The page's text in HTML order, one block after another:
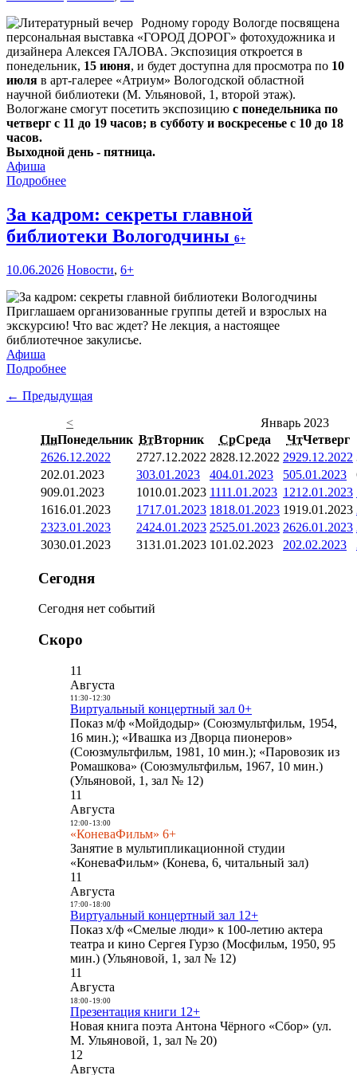
Родному городу Вологде посвящена
персональная выставка «ГОРОД ДОРОГ» фотохудожника и
дизайнера Алексея ГАЛОВА. Экспозиция откроется в
понедельник, 15 июня, и будет доступна для просмотра по 10
июля в арт-галерее «Атриум» Вологодской областной
научной библиотеки (М. Ульяновой, 1, второй этаж).
Вологжане смогут посетить экспозицию с понедельника по
четверг с 11 до 19 часов; в субботу и воскресенье с 10 до 18
часов.
Выходной день - пятница.
Афиша
Подробнее
За кадром: секреты главной
библиотеки Вологодчины 6+
10.06.2026 Новости, 6+
Приглашаем организованные группы детей и взрослых на
экскурсию! Что вас ждет? Не лекция, а настоящее
библиотечное закулисье.
Афиша
Подробнее
← Предыдущая
<
Январь 2023
ПнПонедельник ВтВторник СрСреда ЧтЧетверг
2626.12.2022 2727.12.2022 2828.12.2022 2929.12.2022
202.01.2023 303.01.2023 404.01.2023 505.01.2023
909.01.2023 1010.01.2023 1111.01.2023 1212.01.2023
1616.01.2023 1717.01.2023 1818.01.2023 1919.01.2023
2323.01.2023 2424.01.2023 2525.01.2023 2626.01.2023
3030.01.2023 3131.01.2023 101.02.2023 202.02.2023
Сегодня
Сегодня нет событий
Скоро
11
Августа
11:30- 12:30
Виртуальный концертный зал 0+
Показ м/ф «Мойдодыр» (Союзмультфильм, 1954,
16 мин.); «Ивашка из Дворца пионеров»
(Союзмультфильм, 1981, 10 мин.); «Паровозик из
Ромашкова» (Союзмультфильм, 1967, 10 мин.)
(Ульяновой, 1, зал № 12)
11
Августа
12:00- 13:00
«КоневаФильм» 6+
Занятие в мультипликационной студии
«КоневаФильм» (Конева, 6, читальный зал)
11
Августа
17:00- 18:00
Виртуальный концертный зал 12+
Показ х/ф «Смелые люди» к 100-летию актера
театра и кино Сергея Гурзо (Мосфильм, 1950, 95
мин.) (Ульяновой, 1, зал № 12)
11
Августа
18:00- 19:00
Презентация книги 12+
Новая книга поэта Антона Чёрного «Сбор» (ул.
М. Ульяновой, 1, зал № 20)
12
Августа